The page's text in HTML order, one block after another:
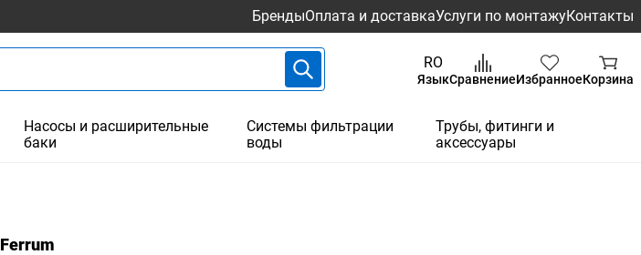
БрендыОплата и доставкаУслуги по монтажуКонтакты
RO
ЯзыкСравнениеИзбранноеКорзина
Насосы и расширительные
баки
Системы фильтрации
воды
Трубы, фитинги и
аксессуары
Ferrum